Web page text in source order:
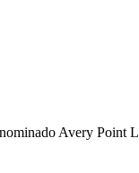
Avery Point